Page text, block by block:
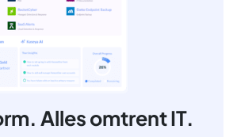
Alles omtrent IT.